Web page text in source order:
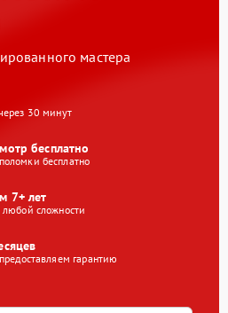
мастера
30 минут
бесплатно
бесплатно
7+ лет
сложности
гарантию